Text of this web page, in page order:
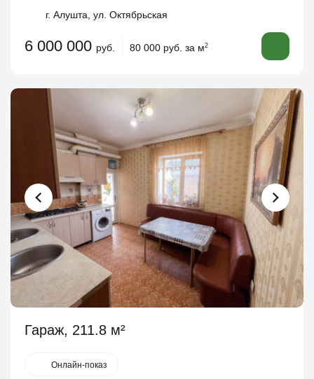
г. Алушта, ул. Октябрьская
6 000 000 руб. 80 000 руб. за м2
Гараж, 211.8 м²
Онлайн-показ